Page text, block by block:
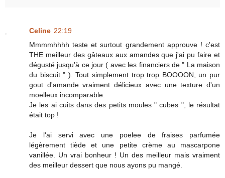
Celine 22:19
Mmmmhhhh teste et surtout grandement approuve ! c'est
THE meilleur des gâteaux aux amandes que j'ai pu faire et
dégusté jusqu'à ce jour ( avec les financiers de " La maison
du biscuit " ). Tout simplement trop trop BOOOON, un pur
gout d'amande vraiment délicieux avec une texture d'un
moelleux incomparable.
Je les ai cuits dans des petits moules " cubes ", le résultat
était top !
Je l'ai servi avec une poelee de fraises parfumée
légèrement tiède et une petite crème au mascarpone
vanillée. Un vrai bonheur ! Un des meilleur mais vraiment
des meilleur dessert que nous ayons pu mangé.